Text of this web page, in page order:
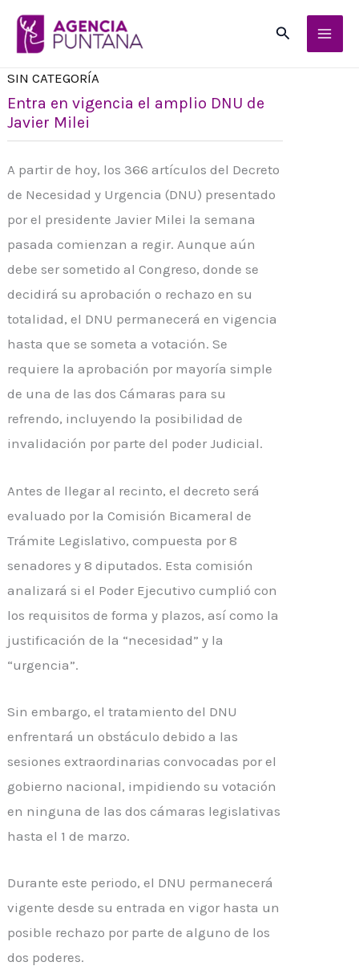
Buscar
SIN CATEGORÍA
Entra en vigencia el amplio DNU de
Javier Milei
A partir de hoy, los 366 artículos del Decreto
de Necesidad y Urgencia (DNU) presentado
por el presidente Javier Milei la semana
pasada comienzan a regir. Aunque aún
debe ser sometido al Congreso, donde se
decidirá su aprobación o rechazo en su
totalidad, el DNU permanecerá en vigencia
hasta que se someta a votación. Se
requiere la aprobación por mayoría simple
de una de las dos Cámaras para su
refrendo, incluyendo la posibilidad de
invalidación por parte del poder Judicial.
Antes de llegar al recinto, el decreto será
evaluado por la Comisión Bicameral de
Trámite Legislativo, compuesta por 8
senadores y 8 diputados. Esta comisión
analizará si el Poder Ejecutivo cumplió con
los requisitos de forma y plazos, así como la
justificación de la “necesidad” y la
“urgencia”.
Sin embargo, el tratamiento del DNU
enfrentará un obstáculo debido a las
sesiones extraordinarias convocadas por el
gobierno nacional, impidiendo su votación
en ninguna de las dos cámaras legislativas
hasta el 1 de marzo.
Durante este periodo, el DNU permanecerá
vigente desde su entrada en vigor hasta un
posible rechazo por parte de alguno de los
dos poderes.